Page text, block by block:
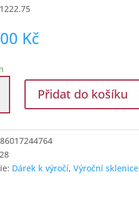
Kč
Přidat do košíku
Dárek k výročí,Výroční sklenice